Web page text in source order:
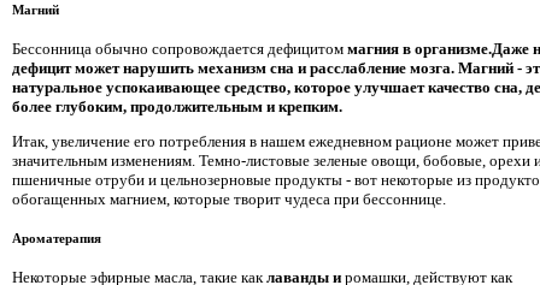
Магний
Бессонница обычно сопровождается дефицитом магния в организме.Даже
дефицит может нарушить механизм сна и расслабление мозга. Магний -
натуральное успокаивающее средство, которое улучшает качество сна,
более глубоким, продолжительным и крепким.
Итак, увеличение его потребления в нашем ежедневном рационе может
значительным изменениям. Темно-листовые зеленые овощи, бобовые, орехи
пшеничные отруби и цельнозерновые продукты - вот некоторые из
обогащенных магнием, которые творит чудеса при бессоннице.
Ароматерапия
Некоторые эфирные масла, такие как лаванды и ромашки, действуют как